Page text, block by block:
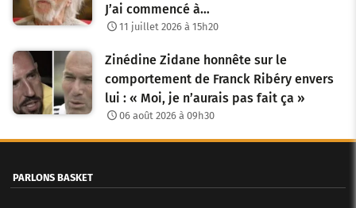
J’ai commencé à…
11 juillet 2026 à 15h20
Zinédine Zidane honnête sur le
comportement de Franck Ribéry envers
lui : « Moi, je n’aurais pas fait ça »
06 août 2026 à 09h30
PARLONS BASKET